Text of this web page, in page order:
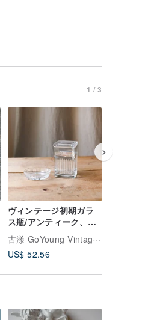
1 / 3
ヴィンテージ初期ガラ
ス瓶/アンティーク、初
期ガラス瓶、古いガラ
ス瓶
古漾 GoYoung Vintage古着
US$ 52.56